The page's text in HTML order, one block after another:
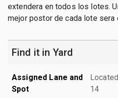
extendera en todos los lotes.
mejor postor de cada lote sera
Find it in Yard
Assigned Lane and
Spot
14